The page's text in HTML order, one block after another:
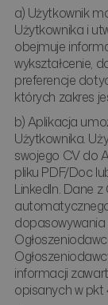
a) Użytkownik
Użytkownika i
obejmuje
wykształcenie,
preferencje
których zakres
b) Aplikacja
Użytkownika.
swojego CV do
pliku PDF/Doc
LinkedIn. Dane
dopasowywania
informacji
opisanych w pkt